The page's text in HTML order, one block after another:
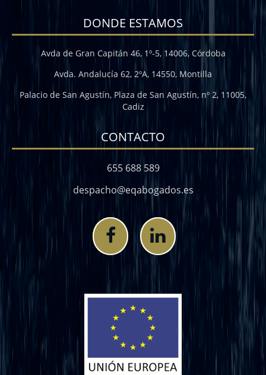
DONDE ESTAMOS
Avda de Gran Capitán 46, 1º-5, 14006, Córdoba
Avda. Andalucía 62, 2ºA, 14550, Montilla
Palacio de San Agustín, Plaza de San Agustín, nº 2, 11005,
Cadiz
CONTACTO
655 688 589
despacho@eqabogados.es